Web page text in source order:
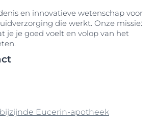
en innovatieve wetenschap voor
die werkt. Onze missie:
je je goed voelt en volop van het
Eucerin-apotheek